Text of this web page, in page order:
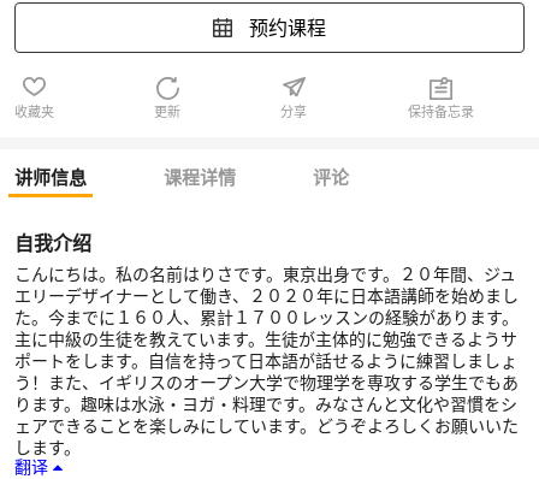
预约课程
收藏夹 更新 分享 保持备忘录
讲师信息 课程详情 评论
自我介绍
こんにちは。私の名前はりさです。東京出身です。２０年間、ジュ
エリーデザイナーとして働き、２０２０年に日本語講師を始めまし
た。今までに１６０人、累計１７００レッスンの経験があります。
主に中級の生徒を教えています。生徒が主体的に勉強できるようサ
ポートをします。自信を持って日本語が話せるように練習しましょ
う！また、イギリスのオープン大学で物理学を専攻する学生でもあ
ります。趣味は水泳・ヨガ・料理です。みなさんと文化や習慣をシ
ェアできることを楽しみにしています。どうぞよろしくお願いいた
します。
翻译